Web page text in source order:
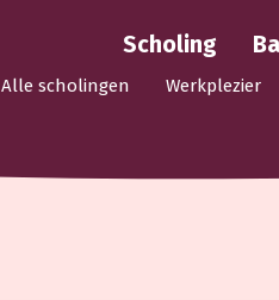
Scholing
Alle scholingen Werkplezier